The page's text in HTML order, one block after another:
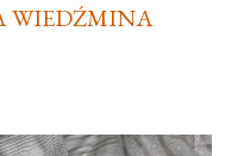
WIEDŹMINA